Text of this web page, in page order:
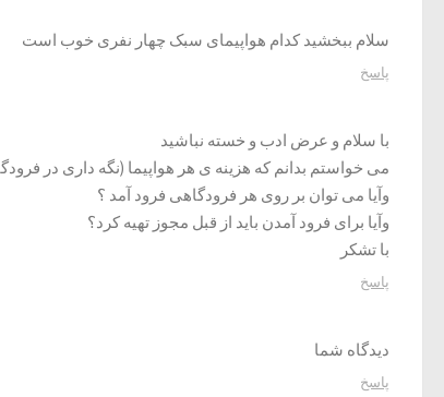
سلام ببخشید کدام هواپیمای سبک چهار نفری خوب است
پاسخ
با سلام و عرض ادب و خسته نباشید
می خواستم بدانم که هزینه ی هر هواپیما (نگه داری در
وآیا می توان بر روی هر فرودگاهی فرود آمد ؟
وآیا برای فرود آمدن باید از قبل مجوز تهیه کرد؟
با تشکر
پاسخ
دیدگاه شما
پاسخ